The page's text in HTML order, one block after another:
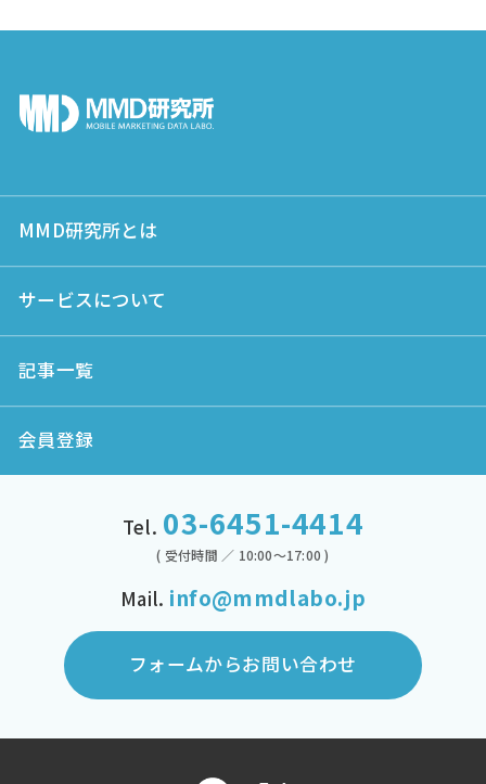
MMD研究所とは
サービスについて
記事一覧
会員登録
Tel. 03-6451-4414
( 受付時間 ／ 10:00～17:00 )
Mail. info@mmdlabo.jp
フォームからお問い合わせ